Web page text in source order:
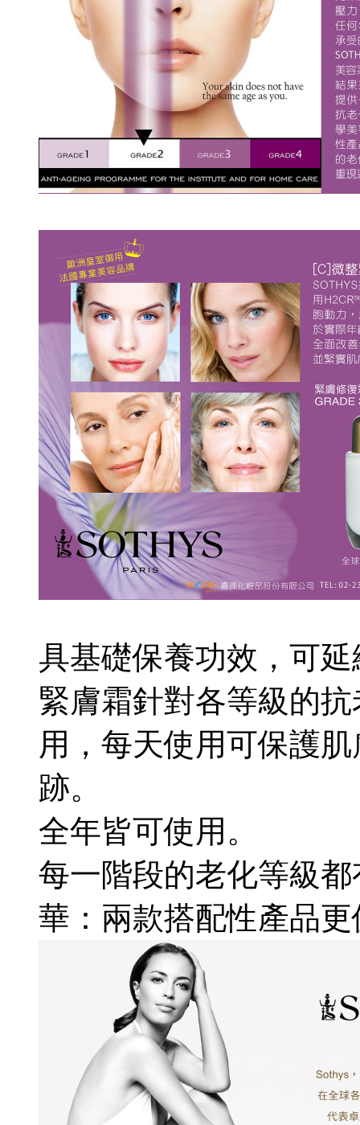
具基礎保養功效，可
緊膚霜針對各等級的
用，每天使用可保護
跡。
全年皆可使用。
每一階段的老化等級
華：兩款搭配性產品